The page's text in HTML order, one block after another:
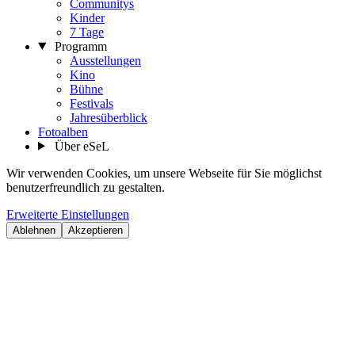
Communitys
Kinder
7 Tage
Programm
Ausstellungen
Kino
Bühne
Festivals
Jahresüberblick
Fotoalben
Über eSeL
Wir verwenden Cookies, um unsere Webseite für Sie möglichst
benutzerfreundlich zu gestalten.
Erweiterte Einstellungen
Ablehnen Akzeptieren